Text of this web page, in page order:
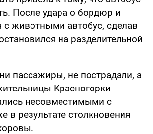
После удара о бордюр и
с животными автобус, сделав
на разделительной
пассажиры, не пострадали, а
Красногорки
несовместимыми с
в результате столкновения